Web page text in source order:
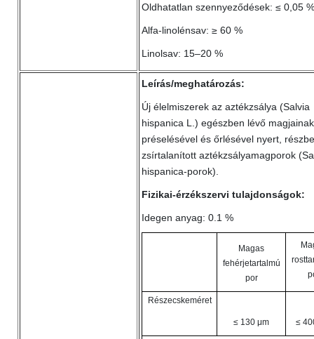
Oldhatatlan szennyeződések: ≤ 0,05 %
Alfa-linolénsav: ≥ 60 %
Linolsav: 15–20 %
Leírás/meghatározás:
Új élelmiszerek az aztékzsálya (Salvia
hispanica L.) egészben lévő magjainak
préselésével és őrlésével nyert,
zsírtalanított aztékzsályamagporok
hispanica-porok).
Fizikai-érzékszervi tulajdonságok:
Idegen anyag: 0.1 %
Magas
fehérjetartalmú
por
Részecskeméret
≤ 130 μm ≤